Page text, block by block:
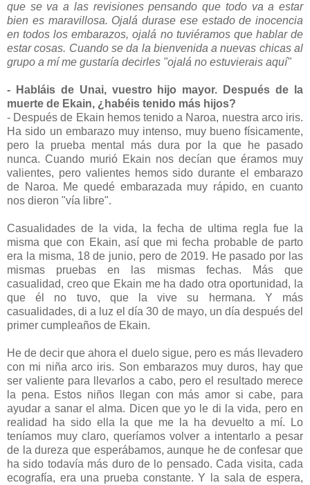
que se va a las revisiones pensando que todo va a estar
bien es maravillosa. Ojalá durase ese estado de inocencia
en todos los embarazos, ojalá no tuviéramos que hablar de
estar cosas. Cuando se da la bienvenida a nuevas chicas al
grupo a mí me gustaría decirles "ojalá no estuvierais aquí"
- Habláis de Unai, vuestro hijo mayor. Después de la
muerte de Ekain, ¿habéis tenido más hijos?
- Después de Ekain hemos tenido a Naroa, nuestra arco iris.
Ha sido un embarazo muy intenso, muy bueno físicamente,
pero la prueba mental más dura por la que he pasado
nunca. Cuando murió Ekain nos decían que éramos muy
valientes, pero valientes hemos sido durante el embarazo
de Naroa. Me quedé embarazada muy rápido, en cuanto
nos dieron "vía libre".
Casualidades de la vida, la fecha de ultima regla fue la
misma que con Ekain, así que mi fecha probable de parto
era la misma, 18 de junio, pero de 2019. He pasado por las
mismas pruebas en las mismas fechas. Más que
casualidad, creo que Ekain me ha dado otra oportunidad, la
que él no tuvo, que la vive su hermana. Y más
casualidades, di a luz el día 30 de mayo, un día después del
primer cumpleaños de Ekain.
He de decir que ahora el duelo sigue, pero es más llevadero
con mi niña arco iris. Son embarazos muy duros, hay que
ser valiente para llevarlos a cabo, pero el resultado merece
la pena. Estos niños llegan con más amor si cabe, para
ayudar a sanar el alma. Dicen que yo le di la vida, pero en
realidad ha sido ella la que me la ha devuelto a mí.
Lo
teníamos muy claro, queríamos volver a intentarlo a pesar
de la dureza que esperábamos, aunque he de confesar que
ha sido todavía más duro de lo pensado. Cada visita, cada
ecografía, era una prueba constante. Y la sala de espera,